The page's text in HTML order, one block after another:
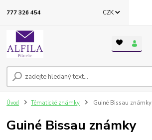
CZK
777 326 454
Úvod Tématické známky Guiné Bissau známky
Guiné Bissau známky